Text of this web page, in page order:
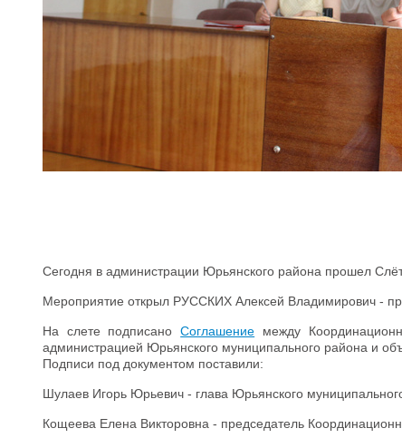
Сегодня в администрации Юрьянского района прошел
Мероприятие открыл РУССКИХ Алексей Владимирович -
На слете подписаноСоглашение между
администрацией Юрьянского муниципального района и
Подписи под документом поставили:
Шулаев Игорь Юрьевич - глава Юрьянского
Кощеева Елена Викторовна - председатель